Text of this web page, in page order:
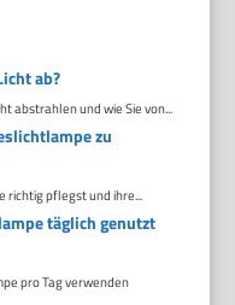
ab?
abstrahlen und wie Sie von...
zu
richtig pflegst und ihre...
täglich genutzt
pro Tag verwenden